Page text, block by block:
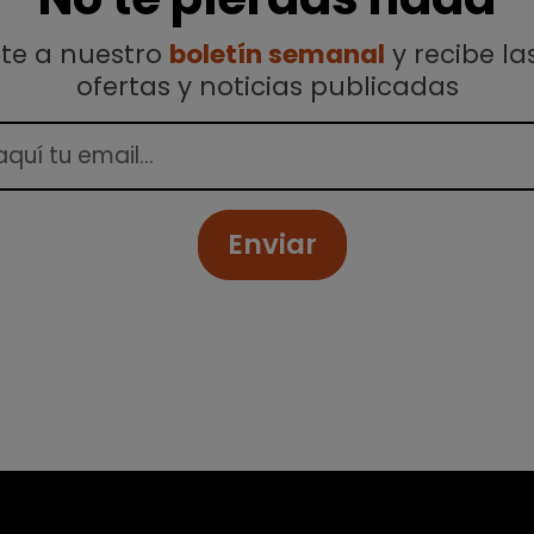
a nuestro boletín semanal y recibe
ofertas y noticias publicadas
Enviar